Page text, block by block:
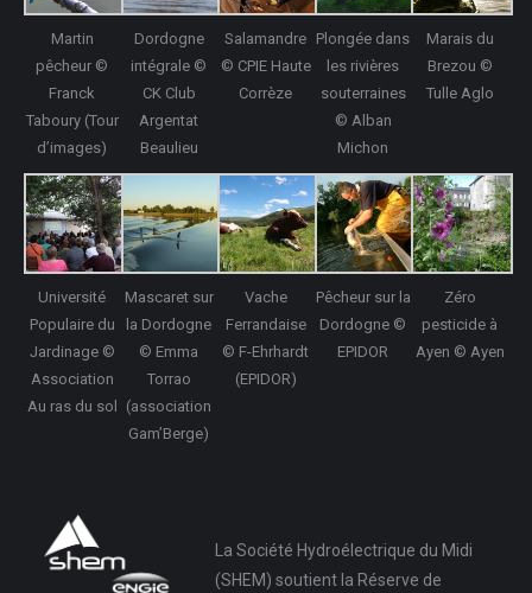
Martin
pêcheur ©
Franck
Taboury (Tour
d’images)
Dordogne
intégrale ©
CK Club
Argentat
Beaulieu
Salamandre
© CPIE Haute
Corrèze
Plongée dans
les rivières
souterraines
© Alban
Michon
Marais du
Brezou ©
Tulle Aglo
Université
Populaire du
Jardinage ©
Association
Au ras du sol
Mascaret sur
la Dordogne
© Emma
Torrao
(association
Gam’Berge)
Vache
Ferrandaise
© F-Ehrhardt
(EPIDOR)
Pêcheur sur la
Dordogne ©
EPIDOR
Zéro
pesticide à
Ayen © Ayen
La Société Hydroélectrique du Midi
(SHEM) soutient la Réserve de